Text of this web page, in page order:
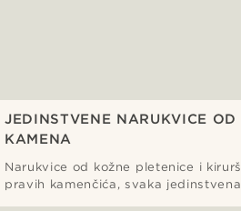
JEDINSTVENE NARUKVICE OD
KAMENA
Narukvice od kožne pletenice i
pravih kamenčića, svaka